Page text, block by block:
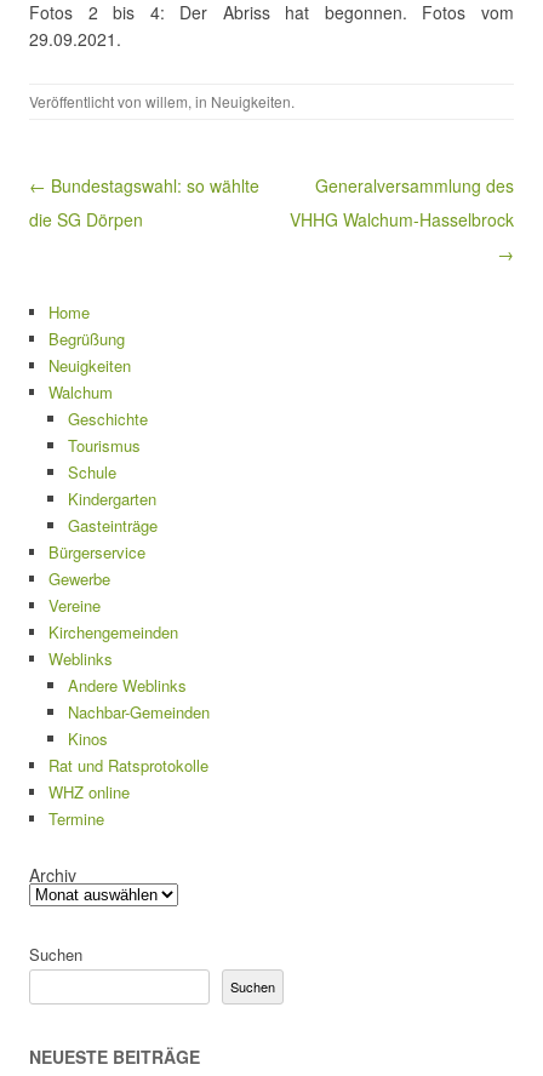
Fotos 2 bis 4: Der Abriss hat begonnen. Fotos vom
29.09.2021.
Veröffentlicht von willem, in Neuigkeiten.
Beitragsnavigation
← Bundestagswahl: so wählte
die SG Dörpen
Generalversammlung des
VHHG Walchum-Hasselbrock
→
Home
Begrüßung
Neuigkeiten
Walchum
Geschichte
Tourismus
Schule
Kindergarten
Gasteinträge
Bürgerservice
Gewerbe
Vereine
Kirchengemeinden
Weblinks
Andere Weblinks
Nachbar-Gemeinden
Kinos
Rat und Ratsprotokolle
WHZ online
Termine
Archiv
Suchen
Suchen
NEUESTE BEITRÄGE